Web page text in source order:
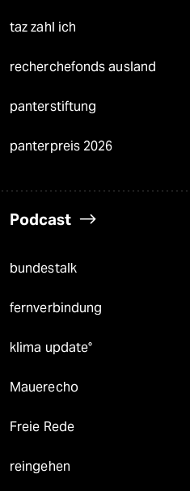
taz zahl ich
recherchefonds ausland
panterstiftung
panterpreis 2026
Podcast
bundestalk
fernverbindung
klima update°
Mauerecho
Freie Rede
reingehen